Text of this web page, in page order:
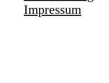
Impressum